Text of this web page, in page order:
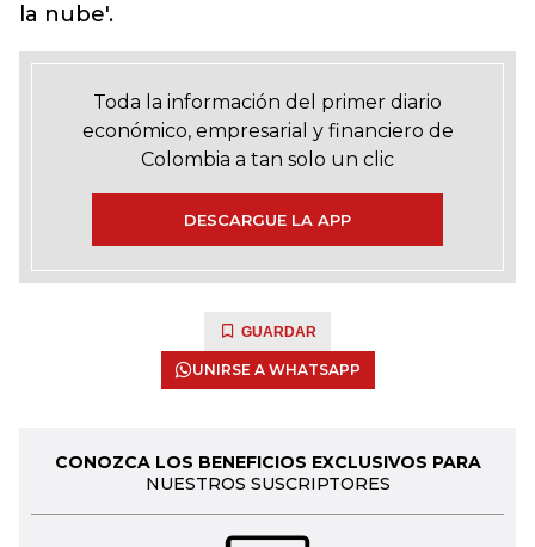
la nube'.
Toda la información del primer diario
económico, empresarial y financiero de
Colombia a tan solo un clic
DESCARGUE LA APP
GUARDAR
UNIRSE A WHATSAPP
CONOZCA LOS BENEFICIOS EXCLUSIVOS PARA
NUESTROS SUSCRIPTORES